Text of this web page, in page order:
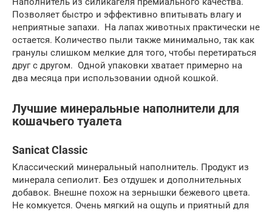
Позволяет быстро и эффективно впитывать влагу и
неприятные запахи. На лапах животных практически не
остается. Количество пыли также минимально, так как
гранулы слишком мелкие для того, чтобы перетираться
друг с другом. Одной упаковки хватает примерно на
два месяца при использовании одной кошкой.
Лучшие минеральные наполнители для
кошачьего туалета
Sanicat Classic
Классический минеральный наполнитель. Продукт из
минерала сепиолит. Без отдушек и дополнительных
добавок. Внешне похож на зернышки бежевого цвета.
Не комкуется. Очень мягкий на ощупь и приятный для